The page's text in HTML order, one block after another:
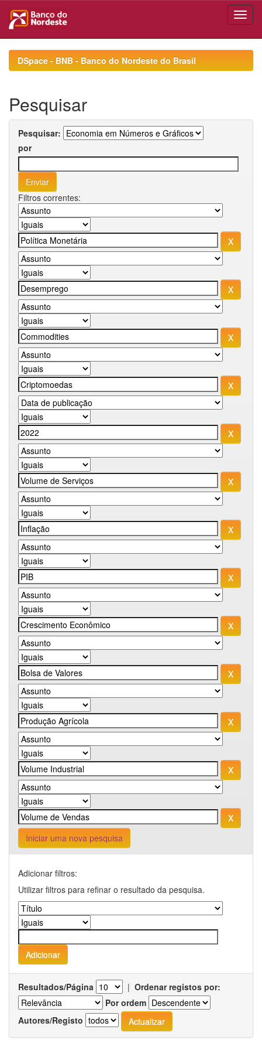
navigationDSpace - BNB - Banco do Nordeste do Brasil
Pesquisar
Pesquisar:
por
Filtros correntes:
Iniciar uma nova pesquisa
Adicionar filtros:
Utilizar filtros para refinar o resultado da pesquisa.
Resultados/Página | Ordenar registos por:
Por ordem
Autores/Registo